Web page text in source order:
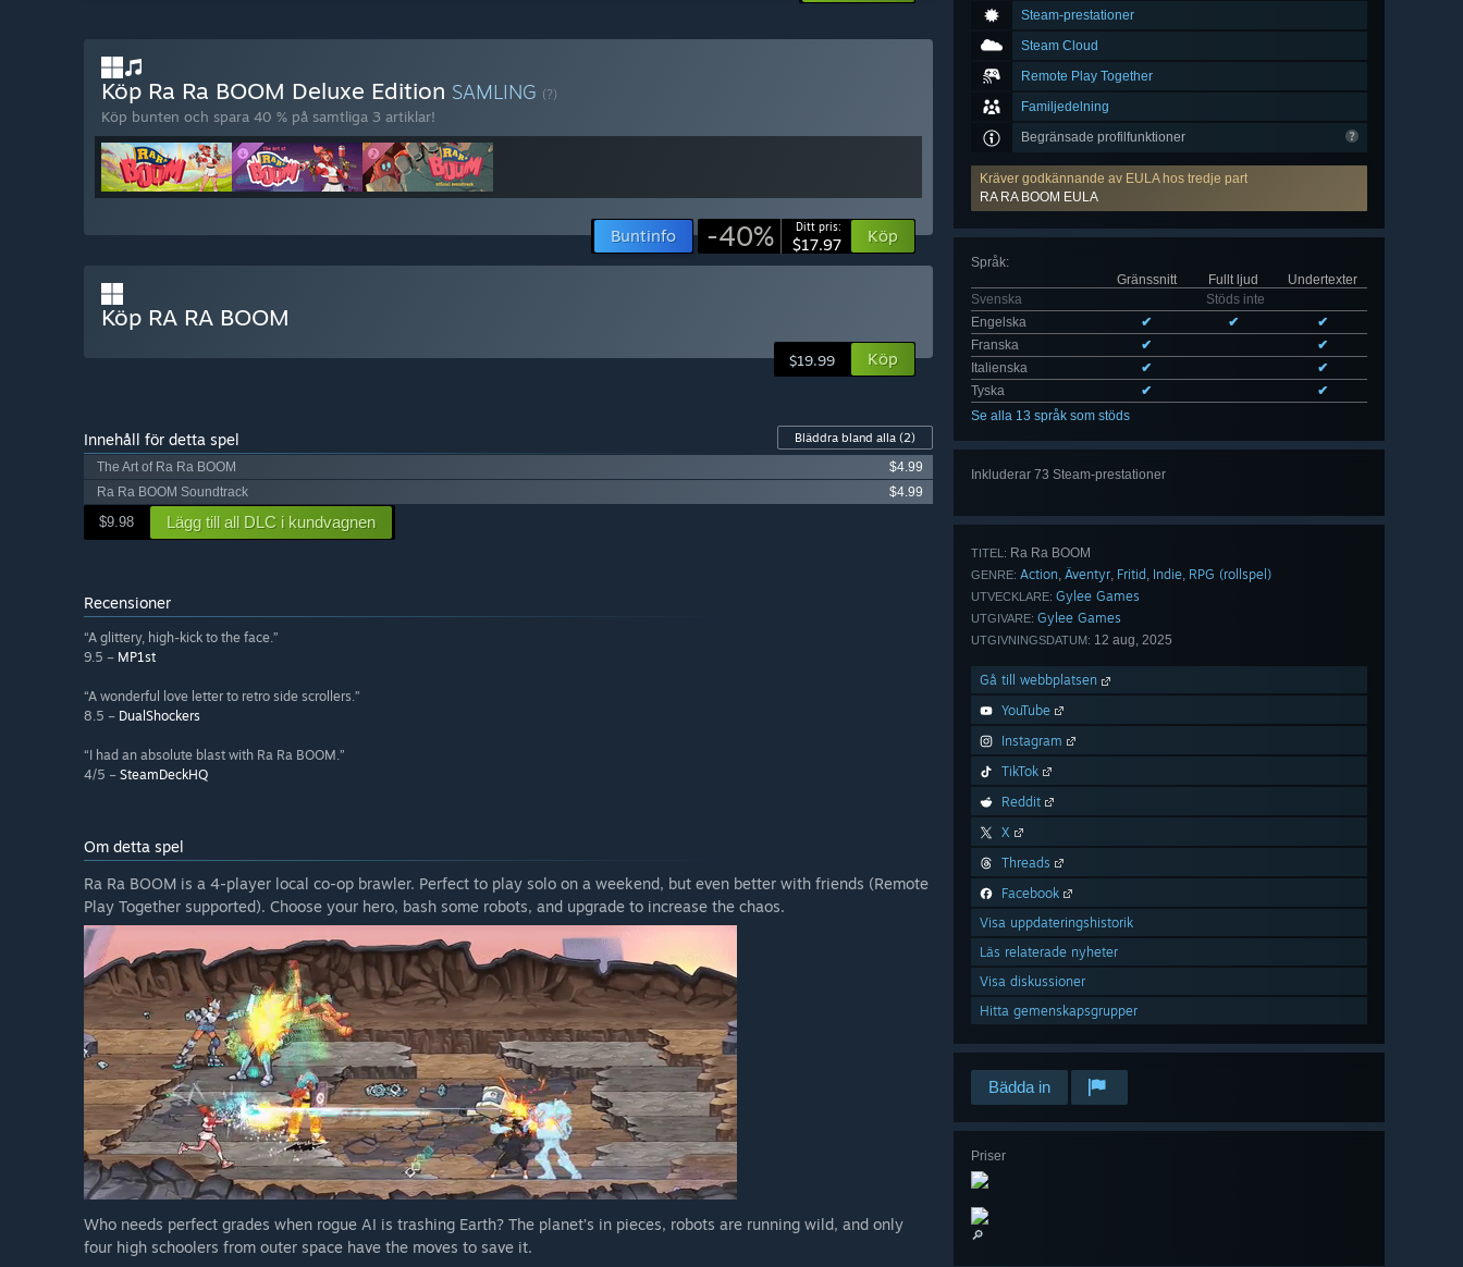
Steam-prestationer
Steam Cloud
Remote Play Together
Familjedelning
Begränsade profilfunktioner
Kräver godkännande av EULA hos tredje part
RA RA BOOM EULA
Språk:
Gränssnitt
Fullt ljud
Undertexter
Svenska
Stöds inte
Engelska
✔ ✔
✔
Franska
✔
✔
Italienska
✔
✔
Tyska
✔
✔
Se alla 13 språk som stöds
Inkluderar 73 Steam-prestationer
TITEL: Ra Ra BOOM
GENRE: Action, Äventyr, Fritid, Indie, RPG (rollspel)
UTVECKLARE: Gylee Games
UTGIVARE: Gylee Games
UTGIVNINGSDATUM: 12 aug, 2025
Gå till webbplatsen
YouTube
Instagram
TikTok
Reddit
X
Threads
Facebook
Visa uppdateringshistorik
Läs relaterade nyheter
Visa diskussioner
Hitta gemenskapsgrupper
Bädda in
Priser
🔎
Köp Ra Ra BOOM Deluxe Edition SAMLING (?)
Köp bunten och spara 40 % på samtliga 3 artiklar!
Buntinfo -40% Ditt pris:
$17.97 Köp
Köp RA RA BOOM
$19.99 Köp
Innehåll för detta spel Bläddra bland alla (2)
The Art of Ra Ra BOOM
$4.99
Ra Ra BOOM Soundtrack
$4.99
$9.98 Lägg till all DLC i kundvagnen
Recensioner
“A glittery, high-kick to the face.”
9.5 – MP1st
“A wonderful love letter to retro side scrollers.”
8.5 – DualShockers
“I had an absolute blast with Ra Ra BOOM.”
4/5 – SteamDeckHQ
Om detta spel
Ra Ra BOOM is a 4-player local co-op brawler. Perfect to play solo on a weekend, but even better with friends (Remote
Play Together supported). Choose your hero, bash some robots, and upgrade to increase the chaos.
Who needs perfect grades when rogue AI is trashing Earth? The planet’s in pieces, robots are running wild, and only
four high schoolers from outer space have the moves to save it.